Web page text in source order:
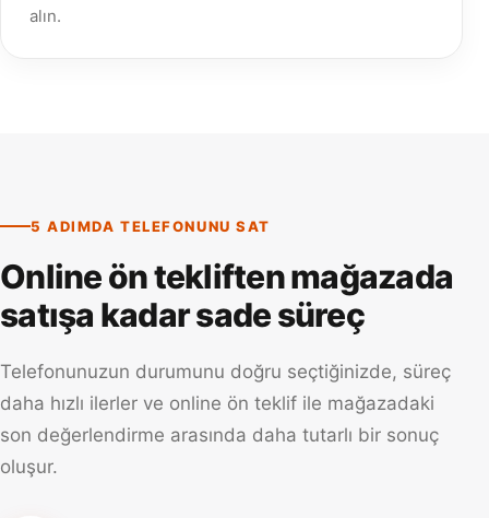
alın.
5 ADIMDA TELEFONUNU SAT
Online ön tekliften mağazada
satışa kadar sade süreç
Telefonunuzun durumunu doğru seçtiğinizde, süreç
daha hızlı ilerler ve online ön teklif ile mağazadaki
son değerlendirme arasında daha tutarlı bir sonuç
oluşur.